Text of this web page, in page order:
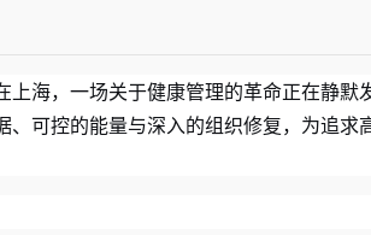
海，一场关于健康管理的革命正在静
、可控的能量与深入的组织修复，为追